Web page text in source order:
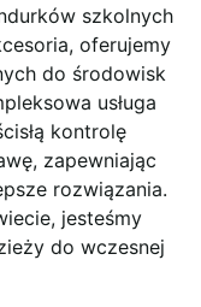
szkolnych
oferujemy
do środowisk
usługa
kontrolę
zapewniając
rozwiązania.
jesteśmy
do wczesnej